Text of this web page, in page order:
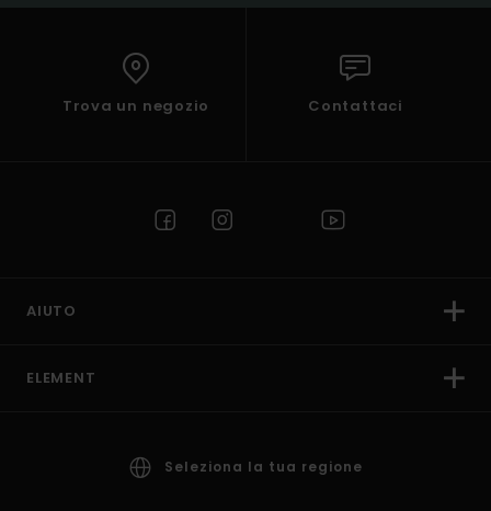
Trova un negozio Contattaci
AIUTO
ELEMENT
Seleziona la tua regione